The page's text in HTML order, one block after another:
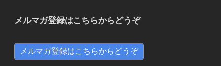
メルマガ登録はこちらからどうぞ
メルマガ登録はこちらからどうぞ